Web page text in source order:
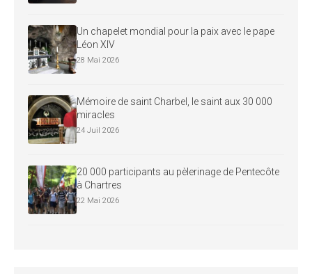
Un chapelet mondial pour la paix avec le pape
Léon XIV
28 Mai 2026
Mémoire de saint Charbel, le saint aux 30 000
miracles
24 Juil 2026
20 000 participants au pèlerinage de Pentecôte
à Chartres
22 Mai 2026